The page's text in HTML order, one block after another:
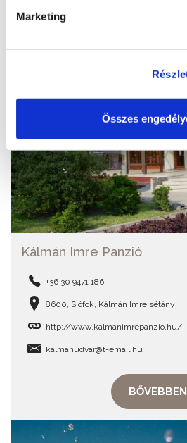
Marketing
Összes
További szálláshelyek
Kálmán Imre Panzió
+36 30 9471 186
8600, Siófok, Kálmán Imre sétány
http://www.kalmanimrepanzio.hu/
kalmanudvar@t-email.hu
BŐVEBBEN